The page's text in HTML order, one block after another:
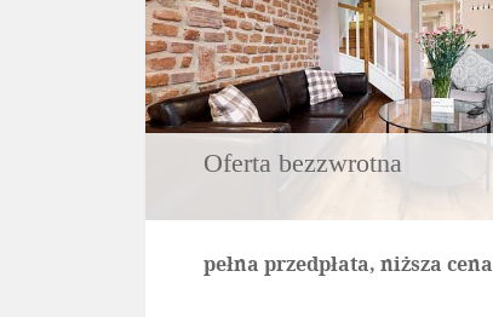
Oferta bezzwrotna
pełna przedpłata, niższa cena